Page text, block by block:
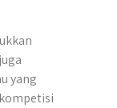
yang